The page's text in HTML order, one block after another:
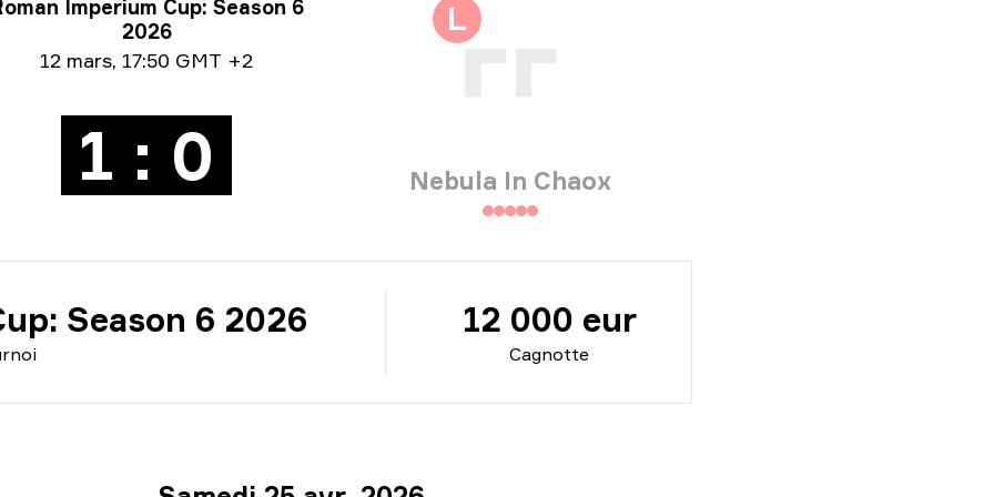
sur le tournoi
Imperium Cup: Season 6
2026
sur la date
12 mars, 17:50 GMT +2
1 : 0
L
Nebula In Chaox
Season 6 2026
Cagnotte
12 000 eur